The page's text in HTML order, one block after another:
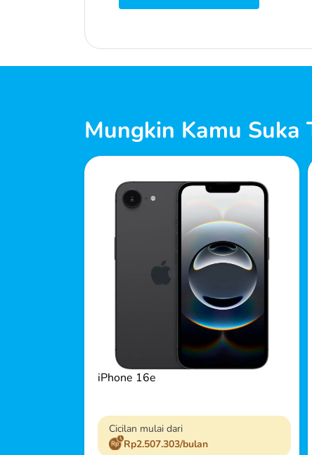
Mungkin Kamu Suka
iPhone 16e
Cicilan mulai dari
Rp2.507.303/bulan